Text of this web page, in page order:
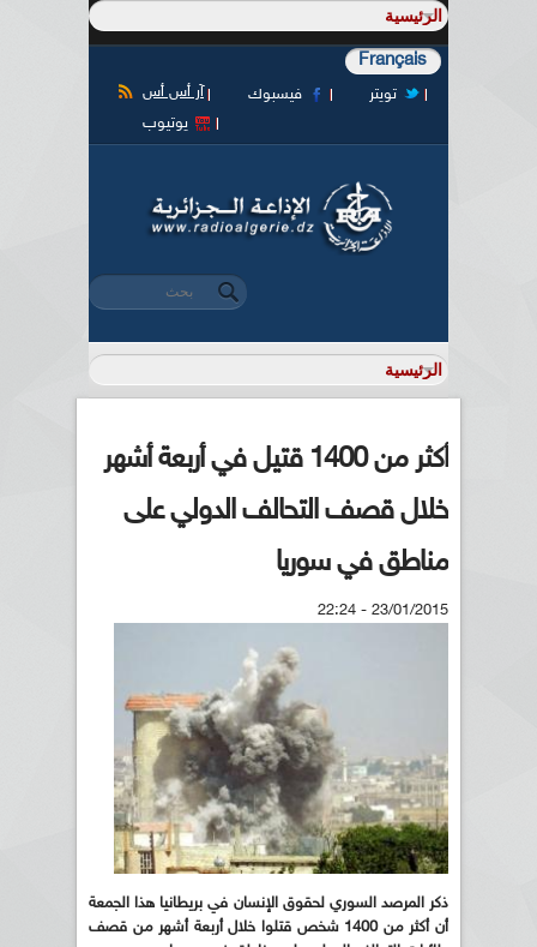
Français
آر أس أس فيسبوك
تويتر
يوتيوب
استمارة البحث
‏بحث ‏
أكثر من 1400 قتيل في أربعة أشهر
خلال قصف التحالف الدولي على
مناطق في سوريا
23/01/2015 - 22:24
ذكر المرصد السوري لحقوق الإنسان في بريطانيا هذا الجمعة
أن أكثر من 1400 شخص قتلوا خلال أربعة أشهر من قصف